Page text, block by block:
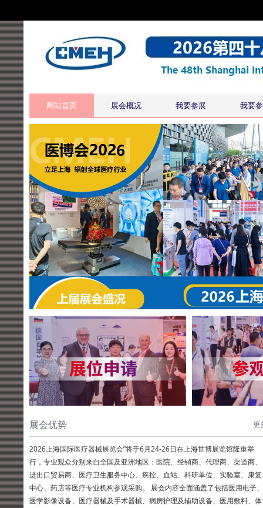
网站首页 展会概况 我要参展 我要
展会优势 更
2026上海国际医疗器械展览会”将于6月24-26日在上海世博展览馆隆重举
行，专业观众分别来自全国及亚洲地区：医院、经销商、代理商、渠道商、
进出口贸易商、医疗卫生服务中心、疾控、血站、科研单位、实验室、康复
中心、药店等医疗专业机构参观采购。 展会内容全面涵盖了包括医用电子、
医学影像设备、医疗器械及手术器械、病房护理及辅助设备、医用敷料、体